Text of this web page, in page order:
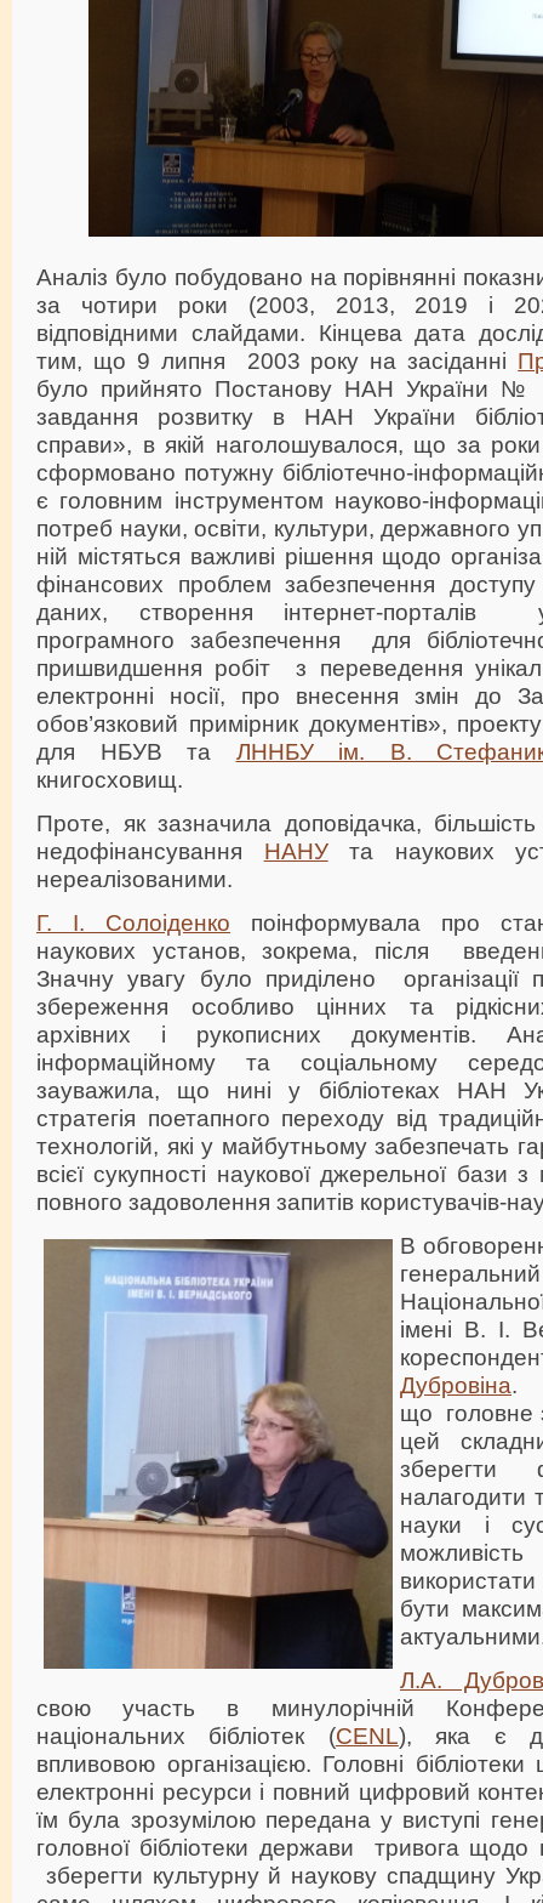
Аналіз було побудовано на порівнянні
за чотири роки (2003, 2013, 2019 і
відповідними слайдами. Кінцева дата
тим, що 9 липня 2003 року на засіданні
було прийнято Постанову НАН України
завдання розвитку в НАН України
справи», в якій наголошувалося, що за роки
сформовано потужну бібліотечно-
є головним інструментом науково-
потреб науки, освіти, культури, державного
ній містяться важливі рішення щодо
фінансових проблем забезпечення
даних, створення інтернет-порталів
програмного забезпечення для
пришвидшення робіт з переведення
електронні носії, про внесення змін до
обов’язковий примірник документів»,
для НБУВ та ЛННБУ ім. В.
книгосховищ.
Проте, як зазначила доповідачка,
недофінансування НАНУта наукових
нереалізованими.
Г. І. Солоіденко поінформувала про
наукових установ, зокрема, після
Значну увагу було приділено організації
збереження особливо цінних та
архівних і рукописних документів.
інформаційному та соціальному
зауважила, що нині у бібліотеках НАН
стратегія поетапного переходу від
технологій, які у майбутньому забезпечать
всієї сукупності наукової джерельної бази
повного задоволення запитів користувачів-
В
імені В. І.
Дубровіна.
що головне
цей
налагодити
науки і
використати
бути
Л.А.
свою участь в минулорічній
національних бібліотек (CENL), яка є
впливовою організацією. Головні
електронні ресурси і повний цифровий
їм була зрозумілою передана у виступі
головної бібліотеки держави тривога щодо
зберегти культурну й наукову спадщину